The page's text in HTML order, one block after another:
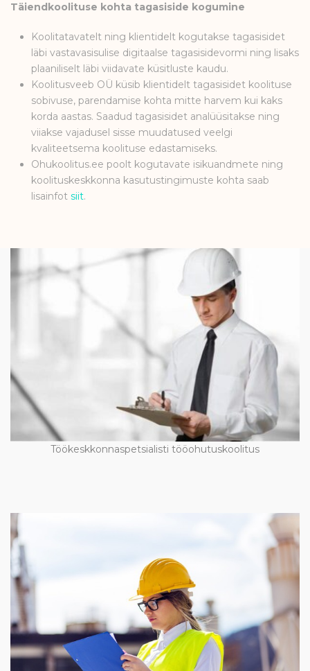
Täiendkoolituse kohta tagasiside kogumine
Koolitatavatelt ning klientidelt kogutakse tagasisidet
läbi vastavasisulise digitaalse tagasisidevormi ning lisaks
plaaniliselt läbi viidavate küsitluste kaudu.
Koolitusveeb OÜ küsib klientidelt tagasisidet koolituse
sobivuse, parendamise kohta mitte harvem kui kaks
korda aastas. Saadud tagasisidet analüüsitakse ning
viiakse vajadusel sisse muudatused veelgi
kvaliteetsema koolituse edastamiseks.
Ohukoolitus.ee poolt kogutavate isikuandmete ning
koolituskeskkonna kasutustingimuste kohta saab
lisainfot siit.
Töökeskkonnaspetsialisti tööohutuskoolitus